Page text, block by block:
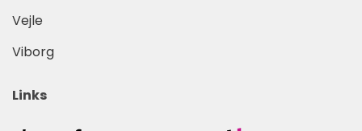
Vejle
Viborg
Links